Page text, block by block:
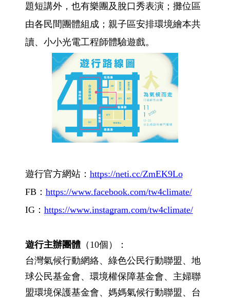
題短講外，也有樂團及脫口秀表演；攤位區
由各民間團體組成；親子區安排環境繪本共
讀、小小光電工程師體驗遊戲。
遊行官方網站： https://neti.cc/ZmEK9Lo
FB： https://www.facebook.com/tw4climate/
IG： https://www.instagram.com/tw4climate/
遊行主辦團體（10個）：
台灣氣候行動網絡、綠色公民行動聯盟、地
球公民基金會、環境權保障基金會、主婦聯
盟環境保護基金會、媽媽氣候行動聯盟、台